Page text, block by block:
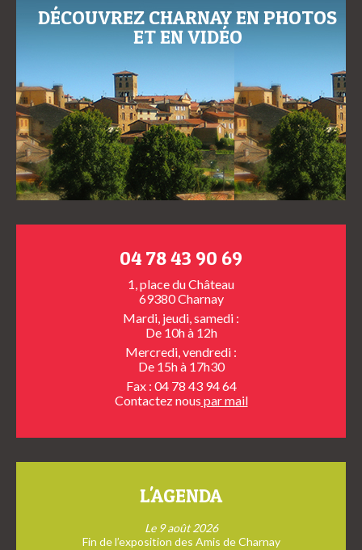
DÉCOUVREZ CHARNAY EN PHOTOS
ET EN VIDÉO
04 78 43 90 69
1, place du Château
69380 Charnay
Mardi, jeudi, samedi :
De 10h à 12h
Mercredi, vendredi :
De 15h à 17h30
Fax : 04 78 43 94 64
Contactez nous par mail
L'AGENDA
Le 9 août 2026
Fin de l’exposition des Amis de Charnay